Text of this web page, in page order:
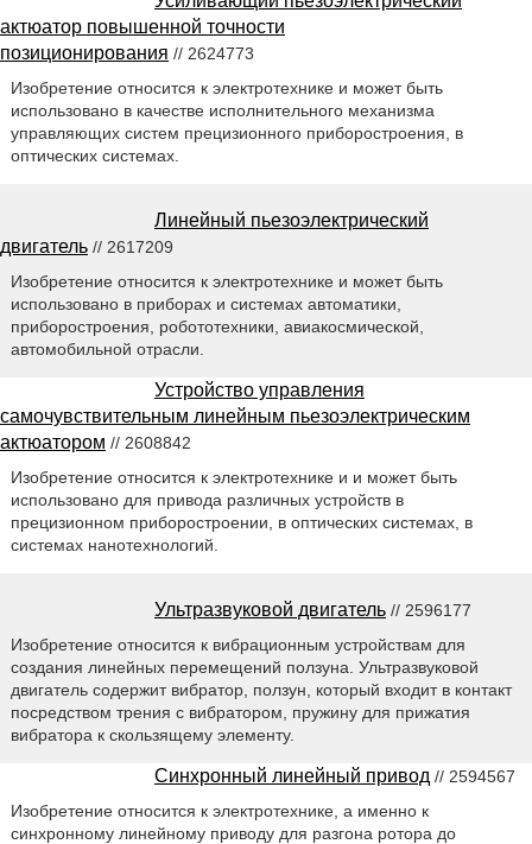
актюатор повышенной точности
позиционирования // 2624773
Изобретение относится к электротехнике и может быть
использовано в качестве исполнительного механизма
управляющих систем прецизионного приборостроения, в
оптических системах.
Линейный пьезоэлектрический
двигатель // 2617209
Изобретение относится к электротехнике и может быть
использовано в приборах и системах автоматики,
приборостроения, робототехники, авиакосмической,
автомобильной отрасли.
Устройство управления
самочувствительным линейным пьезоэлектрическим
актюатором // 2608842
Изобретение относится к электротехнике и и может быть
использовано для привода различных устройств в
прецизионном приборостроении, в оптических системах, в
системах нанотехнологий.
Ультразвуковой двигатель // 2596177
Изобретение относится к вибрационным устройствам для
создания линейных перемещений ползуна. Ультразвуковой
двигатель содержит вибратор, ползун, который входит в контакт
посредством трения с вибратором, пружину для прижатия
вибратора к скользящему элементу.
Синхронный линейный привод // 2594567
Изобретение относится к электротехнике, а именно к
синхронному линейному приводу для разгона ротора до